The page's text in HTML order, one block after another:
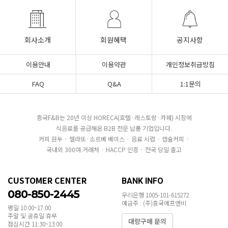
회사소개 회원혜택 공지사항
이용안내 이용약관
개인정보취급방침
FAQ
Q&A 1:1문의
흥국F&B는 20년 이상 HORECA(호텔·레스토랑·카페) 시장에
식음료를 공급해온 B2B 전문 납품 기업입니다.
커피 원두 · 젤라또·소르베 베이스 · 음료 시럽 · 캡슐커피 ·
국내외 300여 거래처 · HACCP 인증 · 전국 당일 출고
CUSTOMER CENTER
080-850-2445
평일 10:00~17:00
주말 및 공휴일 휴무
점심시간 11:30~13:00
BANK INFO
우리은행 1005-101-615272
예금주 : (주)흥국에프엔비
대량구매 문의